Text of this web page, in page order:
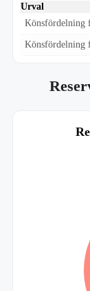
Urval
Könsfördelning
Könsfördelning